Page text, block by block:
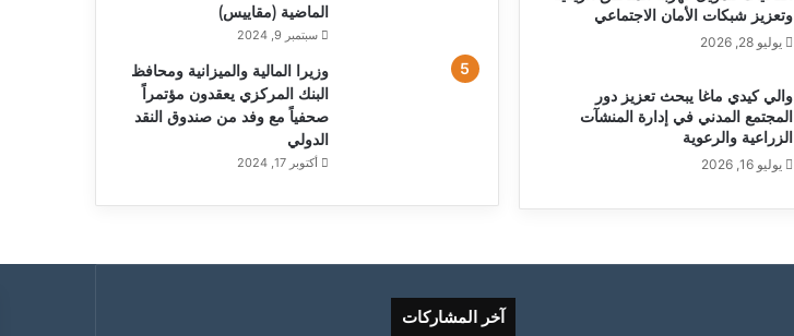
وتعزيز شبكات الأمان الاجتماعي
يوليو 28, 2026
والي كيدي ماغا يبحث تعزيز دور
المجتمع المدني في إدارة المنشآت
الزراعية والرعوية
يوليو 16, 2026
الماضية (مقاييس)
سبتمبر 9, 2024
وزيرا المالية والميزانية ومحافظ
البنك المركزي يعقدون مؤتمراً
صحفياً مع وفد من صندوق النقد
الدولي
أكتوبر 17, 2024
آخر المشاركات